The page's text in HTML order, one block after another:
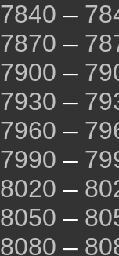
7840 –
7870 –
7900 –
7930 –
7960 –
7990 –
8020 –
8050 –
8080 –